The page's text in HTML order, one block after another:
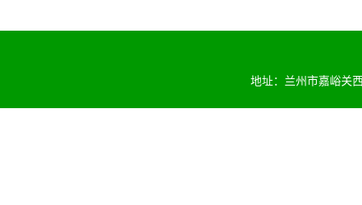
地址：兰州市嘉峪